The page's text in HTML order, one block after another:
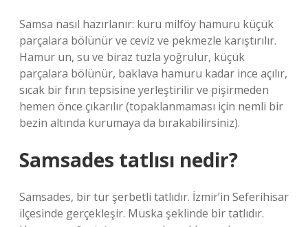
Samsa nasıl hazırlanır: kuru milföy hamuru küçük
parçalara bölünür ve ceviz ve pekmezle karıştırılır.
Hamur un, su ve biraz tuzla yoğrulur, küçük
parçalara bölünür, baklava hamuru kadar ince açılır,
sıcak bir fırın tepsisine yerleştirilir ve pişirmeden
hemen önce çıkarılır (topaklanmaması için nemli bir
bezin altında kurumaya da bırakabilirsiniz).
Samsades tatlısı nedir?
Samsades, bir tür şerbetli tatlıdır. İzmir’in Seferihisar
ilçesinde gerçekleşir. Muska şeklinde bir tatlıdır.